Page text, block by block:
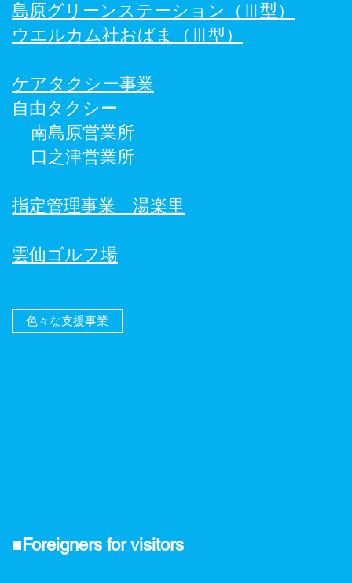
島原グリーンステーション（Ⅲ型）
ウエルカム社おばま（Ⅲ型）
ケアタクシー事業
自由タクシー
南島原営業所
口之津営業所
指定管理事業 湯楽里
雲仙ゴルフ場
色々な支援事業
■Foreigners for visitors